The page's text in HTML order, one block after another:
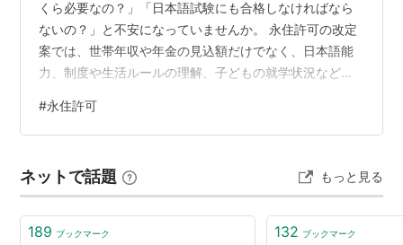
くら必要なの？」「日本語試験にも合格しなければなら
ないの？」と不安になっていませんか。 永住許可の改定
案では、世帯年収や年金の見込額だけでなく、日本語能
力、制度や生活ルールの理解、子どもの就学状況なども
されている内容には、まだ正式決定していない項目も含
まれているため、報道の見出しだけで判断するのは注意
者への影響、適用時期、準備しておきたい書類、現在の
基本要件まで分かりやすく紹介します。 自分や家族の申
請に何が関係するのかを整理できるので、…
#永住許可
ネットで話題 もっと見る
189 ブックマーク 132 ブックマーク